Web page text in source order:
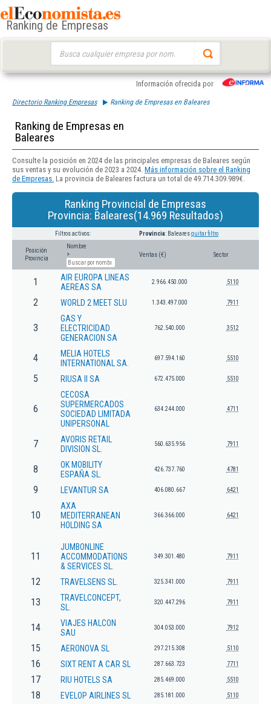
Ranking de Empresas
Información ofrecida por
Directorio Ranking Empresas Ranking de Empresas en Baleares
Ranking de Empresas en
Baleares
Consulte la posición en 2024 de las principales empresas de Baleares según
sus ventas y su evolución de 2023 a 2024. Más información sobre el Ranking
de Empresas. La provincia de Baleares factura un total de 49.714.309.989€.
Ranking Provincial de Empresas
Provincia: Baleares(14.969 Resultados)
Filtros activos: Provincia: Balearesquitar filtro
Posición
Provincia
Nombre
>
Ventas (€) Sector
1
AIR EUROPA LINEAS
AEREAS SA
2.966.450.000 5110
2 WORLD 2 MEET SLU 1.343.497.000 7911
3
GAS Y
ELECTRICIDAD
GENERACION SA
762.540.000 3512
4
MELIA HOTELS
INTERNATIONAL SA.
697.594.160 5510
5 RIUSA II SA 672.475.000 5510
6
CECOSA
SUPERMERCADOS
SOCIEDAD LIMITADA
UNIPERSONAL
634.244.000 4711
7
AVORIS RETAIL
DIVISION SL.
560.635.956 7911
8
OK MOBILITY
ESPAÑA SL.
426.737.760 4781
9 LEVANTUR SA 406.080.667 6421
10
AXA
MEDITERRANEAN
HOLDING SA
366.366.000 6421
11
JUMBONLINE
ACCOMMODATIONS
& SERVICES SL.
349.301.480 7911
12 TRAVELSENS SL. 325.341.000 7911
13
TRAVELCONCEPT,
SL.
320.447.296 7911
14
VIAJES HALCON
SAU
304.053.000 7912
15 AERONOVA SL 297.215.308 5110
16 SIXT RENT A CAR SL 287.663.723 7711
17 RIU HOTELS SA 285.469.000 5510
18 EVELOP AIRLINES SL 285.181.000 5110